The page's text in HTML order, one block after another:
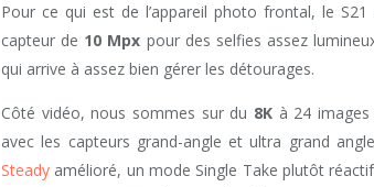
Pour ce qui est de l’appareil photo frontal, le
capteur de 10 Mpx pour des selfies assez
qui arrive à assez bien gérer les détourages.
Côté vidéo, nous sommes sur du 8K à 24
avec les capteurs grand-angle et ultra grand
Steady amélioré, un mode Single Take plutôt